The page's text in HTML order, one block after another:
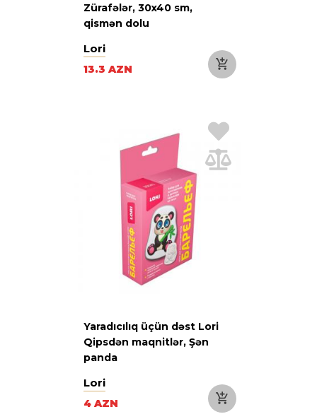
Zürafələr, 30x40 sm,
qismən dolu
Lori
13.3 AZN
Yaradıcılıq üçün dəst Lori
Qipsdən maqnitlər, Şən
panda
Lori
4 AZN